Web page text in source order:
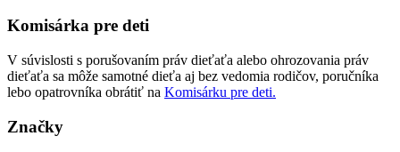
Komisárka pre deti
V súvislosti s porušovaním práv dieťaťa alebo ohrozovania práv
dieťaťa sa môže samotné dieťa aj bez vedomia rodičov, poručníka
lebo opatrovníka obrátiť na Komisárku pre deti.
Značky